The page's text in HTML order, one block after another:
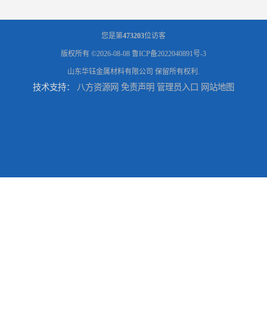
您是第473203位访客
版权所有 ©2026-08-08 鲁ICP备2022040891号-3
山东华钰金属材料有限公司 保留所有权利.
技术支持： 八方资源网 免责声明 管理员入口 网站地图